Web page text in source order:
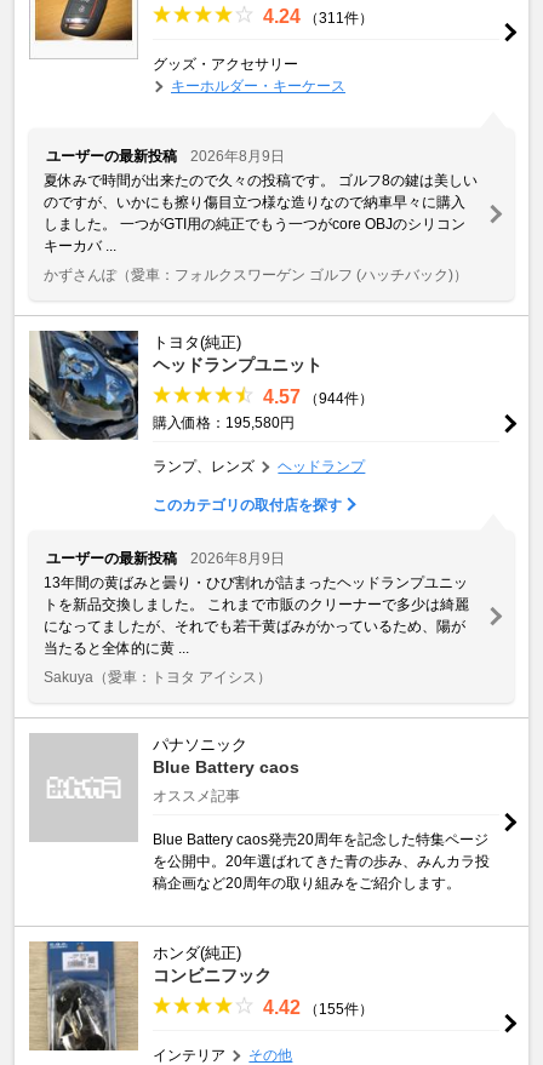
4.24 （311件）
グッズ・アクセサリー
キーホルダー・キーケース
ユーザーの最新投稿
2026年8月9日
夏休みで時間が出来たので久々の投稿です。 ゴルフ8の鍵は美しい
のですが、いかにも擦り傷目立つ様な造りなので納車早々に購入
しました。 一つがGTI用の純正でもう一つがcore OBJのシリコン
キーカバ ...
かずさんぽ（愛車：フォルクスワーゲン ゴルフ (ハッチバック)）
トヨタ(純正)
ヘッドランプユニット
4.57
（944件）
購入価格：195,580円
ランプ、レンズ ヘッドランプ
このカテゴリの取付店を探す
ユーザーの最新投稿
2026年8月9日
13年間の黄ばみと曇り・ひび割れが詰まったヘッドランプユニッ
トを新品交換しました。 これまで市販のクリーナーで多少は綺麗
になってましたが、それでも若干黄ばみがかっているため、陽が
当たると全体的に黄 ...
Sakuya （愛車：トヨタ アイシス）
パナソニック
Blue Battery caos
オススメ記事
Blue Battery caos発売20周年を記念した特集ページ
を公開中。20年選ばれてきた青の歩み、みんカラ投
稿企画など20周年の取り組みをご紹介します。
ホンダ(純正)
コンビニフック
4.42 （155件）
インテリア その他